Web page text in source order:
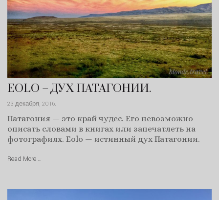
EOLO – ДУХ ПАТАГОНИИ.
23 декабря, 2016.
Патагония — это край чудес. Eго невозможно
описать словами в книгах или запечатлеть на
фотографиях. Eolo — истинный дух Патагонии.
Read More …